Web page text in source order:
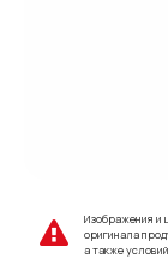
Изображения и
оригинала
а также